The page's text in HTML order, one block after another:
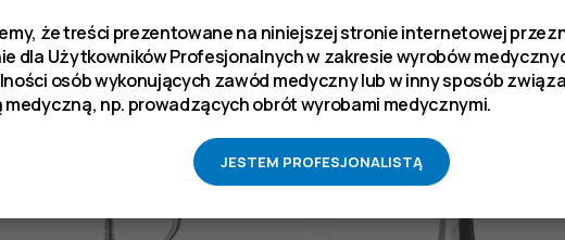
że treści prezentowane na niniejszej stronie internetowej
dla Użytkowników Profesjonalnych w zakresie wyrobów
osób wykonujących zawód medyczny lub w inny sposób
medyczną, np. prowadzących obrót wyrobami medycznymi.
JESTEM PROFESJONALISTĄ